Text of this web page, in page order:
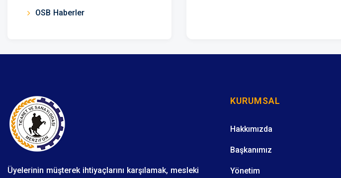
OSB Haberler
Üyelerinin müşterek ihtiyaçlarını karşılamak, mesleki
KURUMSAL
Hakkımızda
Başkanımız
Yönetim